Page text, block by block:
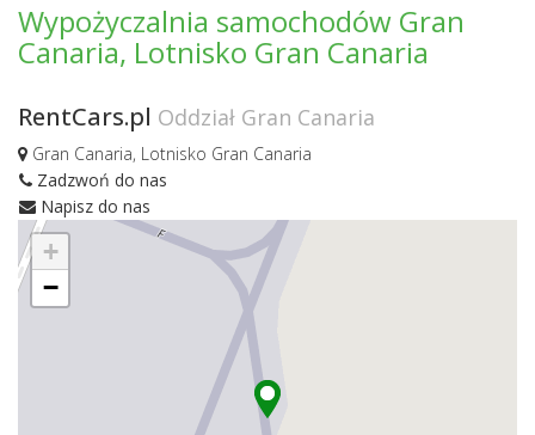
Wypożyczalnia samochodów Gran
Canaria, Lotnisko Gran Canaria
RentCars.pl Oddział Gran Canaria
Gran Canaria, Lotnisko Gran Canaria
Zadzwoń do nas
Napisz do nas
+
−